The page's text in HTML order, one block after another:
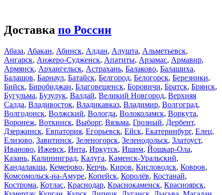
Доставка по России
Абаза, Абакан, Абинск, Алдан, Алушта, Альметьевск,
Ангарск, Анжеро-Судженск, Апатиты, Арзамас, Армавир,
Армянск, Архангельск, Астрахань, Балаково, Балашиха,
Балашов, Барнаул, Батайск, Белгород, Белогорск, Березники,
Бийск, Биробиджан, Благовещенск, Боровичи, Братск, Брянск,
Бугульма, Бузулук, Валдай, Великий Новгород, Верхняя
Салда, Владивосток, Владикавказ, Владимир, Волгоград,
Волгодонск, Волжский, Вологда, Волоколамск, Воркута,
Воронеж, Воткинск, Выборг, Вязьма, Грозный, Дербент,
Дзержинск, Евпатория, Егорьевск, Ейск, Екатеринбург, Елец,
Елизово, Завитинск, Зеленогорск, Зеленодольск, Златоуст,
Иваново, Ижевск, Инта, Иркутск, Ишим, Йошкар-Ола,
Казань, Калининград, Калуга, Каменск-Уральский,
Кандалакша, Кемерово, Керчь, Киров, Кисловодск, Ковров,
Комсомольск-на-Амуре, Копейск, Королёв, Костанай,
Кострома, Котлас, Краснодар, Краснокаменск, Красноярск,